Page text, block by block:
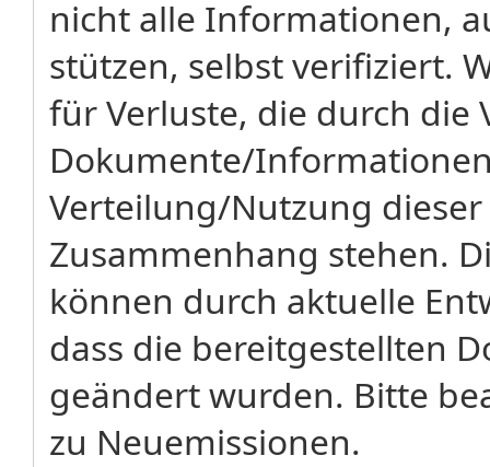
nicht alle Informationen,
stützen, selbst verifiziert.
für Verluste, die durch
Dokumente/
Verteilung/Nutzung
Zusammenhang stehen.
können durch aktuelle
dass die bereitgestellten
geändert wurden. Bitte
zu Neuemissionen.